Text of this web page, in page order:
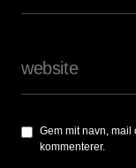
Gem mit navn,
kommenterer.